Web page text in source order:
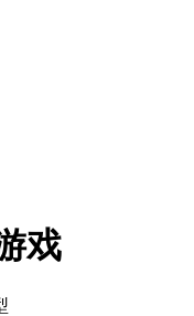
戏